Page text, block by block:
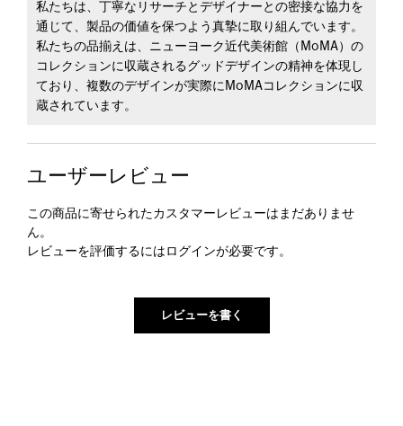
私たちは、丁寧なリサーチとデザイナーとの密接な協力を
通じて、製品の価値を保つよう真摯に取り組んでいます。
私たちの品揃えは、ニューヨーク近代美術館（MoMA）の
コレクションに収蔵されるグッドデザインの精神を体現し
ており、複数のデザインが実際にMoMAコレクションに収
蔵されています。
ユーザーレビュー
この商品に寄せられたカスタマーレビューはまだありませ
ん。
レビューを評価するには ログインが必要です。